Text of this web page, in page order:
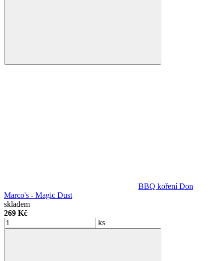
BBQ koření Don
Marco's - Magic Dust
skladem
269 Kč
ks